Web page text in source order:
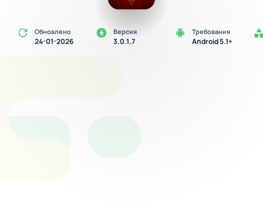
Обновлено
24-01-2026
Версия
3.0.1.7
Требования
Android 5.1+